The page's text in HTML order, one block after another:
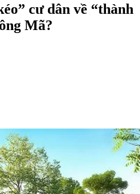
cư dân về “thành
Mã?